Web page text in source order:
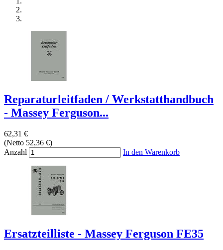
Reparaturleitfaden / Werkstatthandbuch
- Massey Ferguson...
62,31 €
(Netto 52,36 €)
Anzahl
In den Warenkorb
Ersatzteilliste - Massey Ferguson FE35